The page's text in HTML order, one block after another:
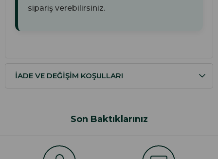
sipariş verebilirsiniz.
İADE VE DEĞIŞIM KOŞULLARI
Son Baktıklarınız